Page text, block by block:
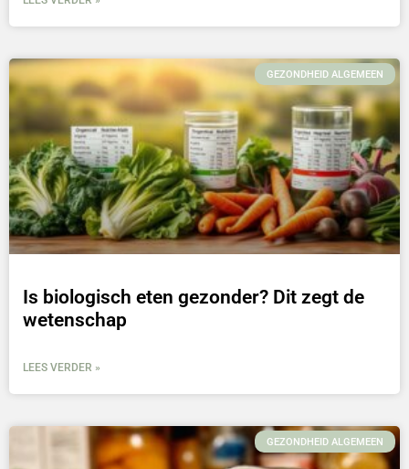
GEZONDHEID ALGEMEEN
Is biologisch eten gezonder? Dit zegt de
wetenschap
LEES VERDER »
GEZONDHEID ALGEMEEN